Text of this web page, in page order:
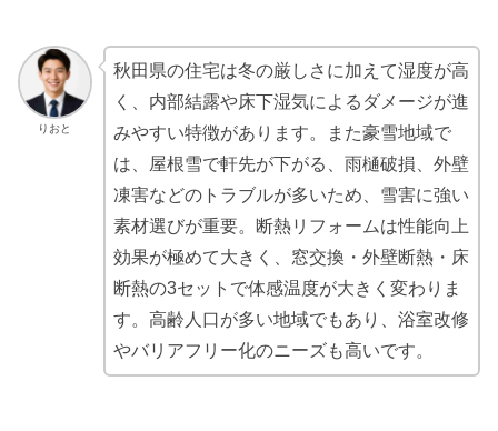
りおと
秋田県の住宅は冬の厳しさに加えて湿度が高
く、内部結露や床下湿気によるダメージが進
みやすい特徴があります。また豪雪地域で
は、屋根雪で軒先が下がる、雨樋破損、外壁
凍害などのトラブルが多いため、雪害に強い
素材選びが重要。断熱リフォームは性能向上
効果が極めて大きく、窓交換・外壁断熱・床
断熱の3セットで体感温度が大きく変わりま
す。高齢人口が多い地域でもあり、浴室改修
やバリアフリー化のニーズも高いです。